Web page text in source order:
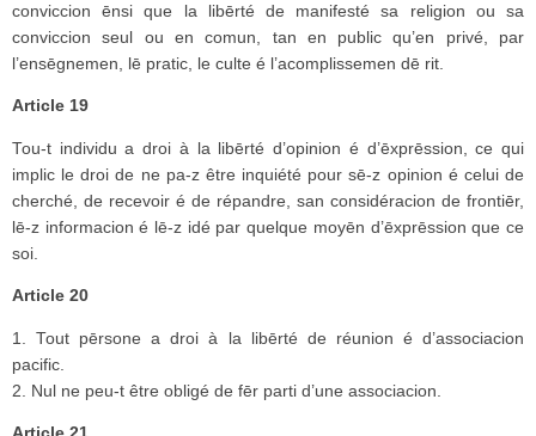
conviccion ēnsi que la libērté de manifesté sa religion ou sa
conviccion seul ou en comun, tan en public qu’en privé, par
l’ensēgnemen, lē pratic, le culte é l’acomplissemen dē rit.
Article 19
Tou-t individu a droi à la libērté d’opinion é d’ēxprēssion, ce qui
implic le droi de ne pa-z être inquiété pour sē-z opinion é celui de
cherché, de recevoir é de répandre, san considéracion de frontiēr,
lē-z informacion é lē-z idé par quelque moyēn d’ēxprēssion que ce
soi.
Article 20
1. Tout pērsone a droi à la libērté de réunion é d’associacion
pacific.
2. Nul ne peu-t être obligé de fēr parti d’une associacion.